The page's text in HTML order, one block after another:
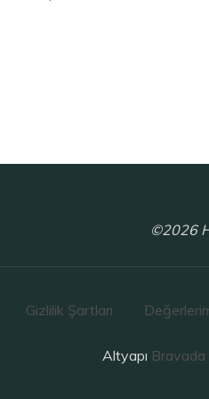
©2026
Gizlilik Şartları
Altyapı Bravada